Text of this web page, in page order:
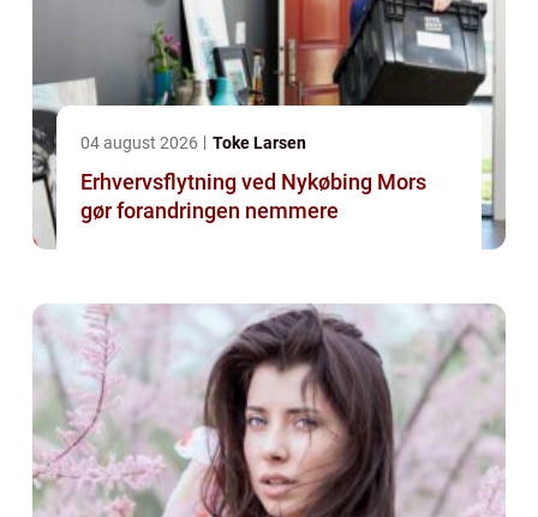
04 august 2026 Toke Larsen
Erhvervsflytning ved Nykøbing Mors
gør forandringen nemmere